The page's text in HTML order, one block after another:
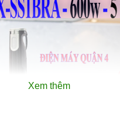
Xem thêm